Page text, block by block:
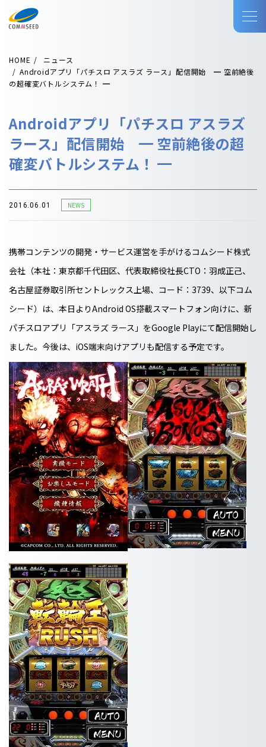
HOME
ニュース
Androidアプリ「パチスロ アスラズ ラース」配信開始 ━ 空前絶後
の超確変バトルシステム！ ━
Androidアプリ「パチスロ アスラズ
ラース」配信開始 ━ 空前絶後の超
確変バトルシステム！ ━
2016.06.01 NEWS
携帯コンテンツの開発・サービス運営を手がけるコムシード株式
会社（本社：東京都千代田区、代表取締役社長CTO：羽成正己、
名古屋証券取引所セントレックス上場、コード：3739、以下コム
シード）は、本日よりAndroid OS搭載スマートフォン向けに、新
パチスロアプリ「アスラズ ラース」をGoogle Playにて配信開始し
ました。今後は、iOS端末向けアプリも配信する予定です。